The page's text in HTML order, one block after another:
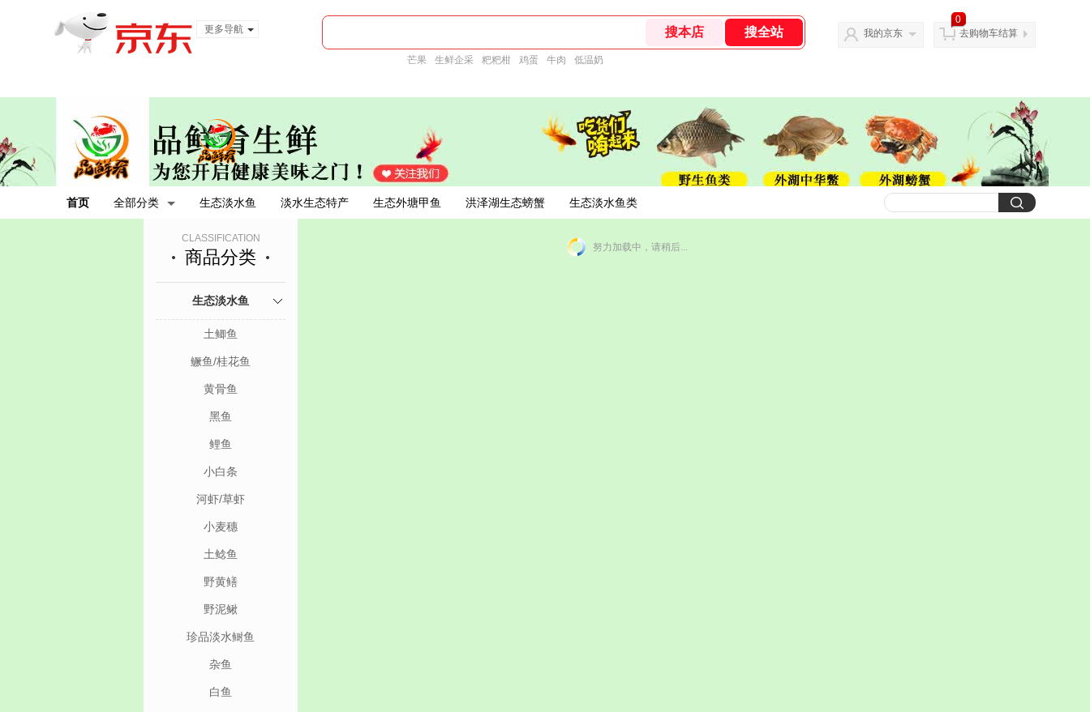
更多导航
芒果 生鲜企采 粑粑柑 鸡蛋 牛肉 低温奶
我的京东
0
去购物车结算
首页 全部分类 生态淡水鱼 淡水生态特产 生态外塘甲鱼 洪泽湖生态螃蟹 生态淡水鱼类
CLASSIFICATION
商品分类
生态淡水鱼
土鲫鱼
鳜鱼/桂花鱼
黄骨鱼
黑鱼
鲤鱼
小白条
河虾/草虾
小麦穗
土鲶鱼
野黄鳝
野泥鳅
珍品淡水鲥鱼
杂鱼
白鱼
努力加载中，请稍后...